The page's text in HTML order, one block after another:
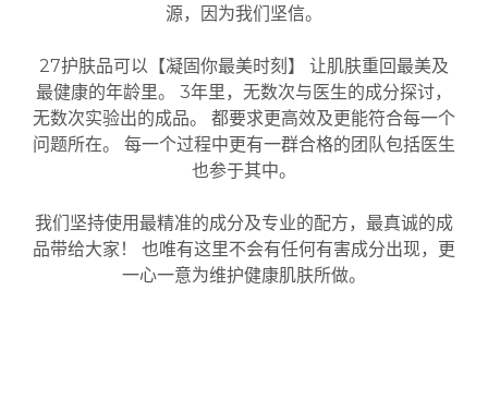
源，因为我们坚信。
27护肤品可以【凝固你最美时刻】 让肌肤重回最美及
最健康的年龄里。 3年里，无数次与医生的成分探讨，
无数次实验出的成品。 都要求更高效及更能符合每一个
问题所在。 每一个过程中更有一群合格的团队包括医生
也参于其中。
我们坚持使用最精准的成分及专业的配方，最真诚的成
品带给大家！ 也唯有这里不会有任何有害成分出现，更
一心一意为维护健康肌肤所做。